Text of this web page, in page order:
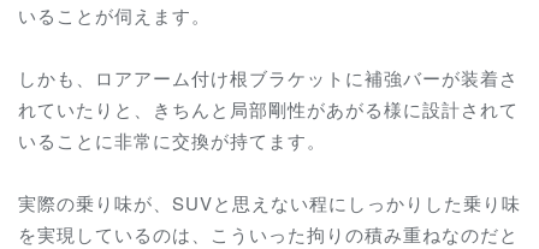
いることが伺えます。
しかも、ロアアーム付け根ブラケットに補強バーが装着さ
れていたりと、きちんと局部剛性があがる様に設計されて
いることに非常に交換が持てます。
実際の乗り味が、SUVと思えない程にしっかりした乗り味
を実現しているのは、こういった拘りの積み重ねなのだと